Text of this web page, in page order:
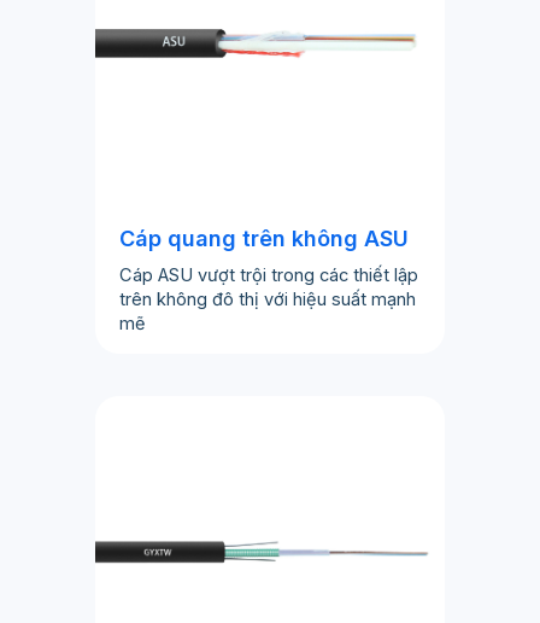
Cáp quang trên không ASU
Cáp ASU vượt trội trong các thiết lập
trên không đô thị với hiệu suất mạnh
mẽ